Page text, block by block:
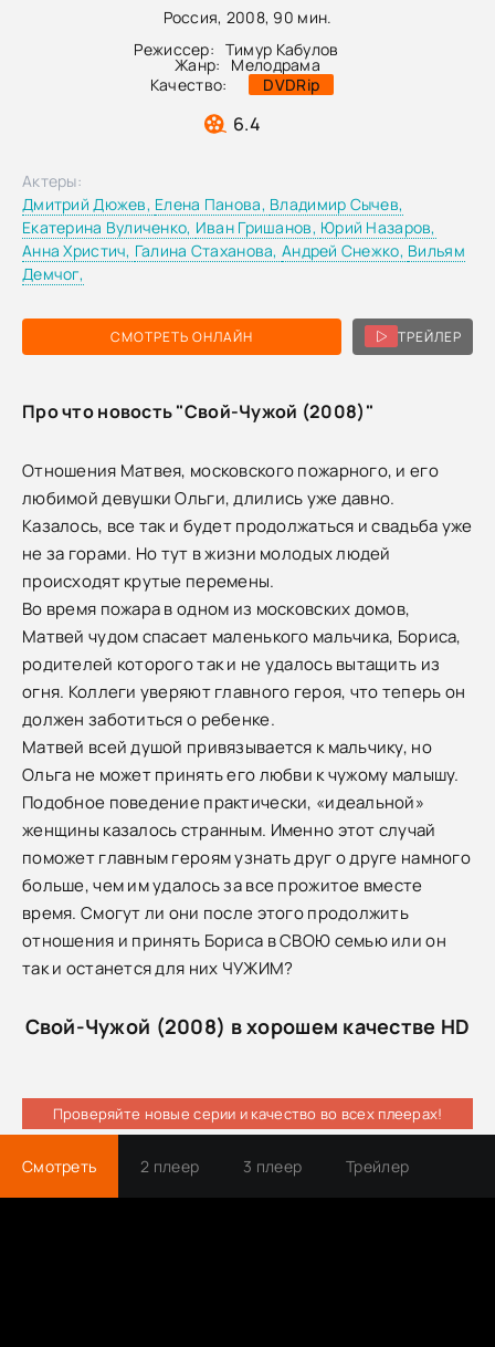
Россия, 2008, 90 мин.
Режиссер: Тимур Кабулов
Жанр:
Мелодрама
Качество:
DVDRip
6.4
СМОТРЕТЬ ОНЛАЙН ТРЕЙЛЕР
Актеры:
Дмитрий Дюжев, Елена Панова, Владимир Сычев,
Екатерина Вуличенко, Иван Гришанов, Юрий Назаров,
Анна Христич, Галина Стаханова, Андрей Снежко, Вильям
Демчог,
Про что новость "Свой-Чужой (2008)"
Отношения Матвея, московского пожарного, и его
любимой девушки Ольги, длились уже давно.
Казалось, все так и будет продолжаться и свадьба уже
не за горами. Но тут в жизни молодых людей
происходят крутые перемены.
Во время пожара в одном из московских домов,
Матвей чудом спасает маленького мальчика, Бориса,
родителей которого так и не удалось вытащить из
огня. Коллеги уверяют главного героя, что теперь он
должен заботиться о ребенке.
Матвей всей душой привязывается к мальчику, но
Ольга не может принять его любви к чужому малышу.
Подобное поведение практически, «идеальной»
женщины казалось странным. Именно этот случай
поможет главным героям узнать друг о друге намного
больше, чем им удалось за все прожитое вместе
время. Смогут ли они после этого продолжить
отношения и принять Бориса в СВОЮ семью или он
так и останется для них ЧУЖИМ?
Свой-Чужой (2008) в хорошем качестве HD
Проверяйте новые серии и качество во всех плеерах!
Смотреть 2 плеер 3 плеер Трейлер